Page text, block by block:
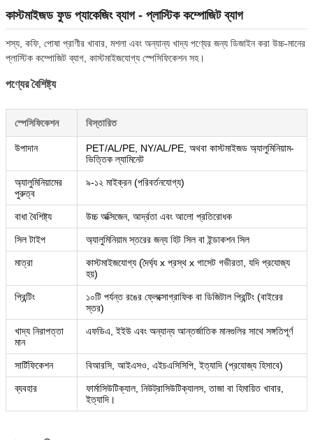
কাস্টমাইজড ফুড প্যাকেজিং ব্যাগ - প্লাস্টিক কম্পোজিট ব্যাগ
শস্য, কফি, পোষা প্রাণীর খাবার, মশলা এবং অন্যান্য খাদ্য পণ্যের জন্য ডিজাইন করা উচ্চ-মানের
প্লাস্টিক কম্পোজিট ব্যাগ, কাস্টমাইজযোগ্য স্পেসিফিকেশন সহ।
পণ্যের বৈশিষ্ট্য
স্পেসিফিকেশন বিস্তারিত
উপাদান
PET/AL/PE, NY/AL/PE, অথবা কাস্টমাইজড অ্যালুমিনিয়াম-
ভিত্তিক ল্যামিনেট
অ্যালুমিনিয়ামের
পুরুত্ব
৯-১২ মাইক্রন (পরিবর্তনযোগ্য)
বাধা বৈশিষ্ট্য উচ্চ অক্সিজেন, আর্দ্রতা এবং আলো প্রতিরোধক
সিল টাইপ অ্যালুমিনিয়াম স্তরের জন্য হিট সিল বা ইন্ডাকশন সিল
মাত্রা
কাস্টমাইজযোগ্য (দৈর্ঘ্য x প্রস্থ x গাসেট গভীরতা, যদি প্রযোজ্য
হয়)
প্রিন্টিং
১০টি পর্যন্ত রঙের ফ্লেক্সোগ্রাফিক বা ডিজিটাল প্রিন্টিং (বাইরের
স্তর)
খাদ্য নিরাপত্তা
মান
এফডিএ, ইইউ এবং অন্যান্য আন্তর্জাতিক মানগুলির সাথে সঙ্গতিপূর্ণ
সার্টিফিকেশন বিআরসি, আইএসও, এইচএসিসিপি, ইত্যাদি (প্রযোজ্য হিসাবে)
ব্যবহার
ফার্মাসিউটিক্যাল, নিউট্রাসিউটিক্যালস, তাজা বা হিমায়িত খাবার,
ইত্যাদি।